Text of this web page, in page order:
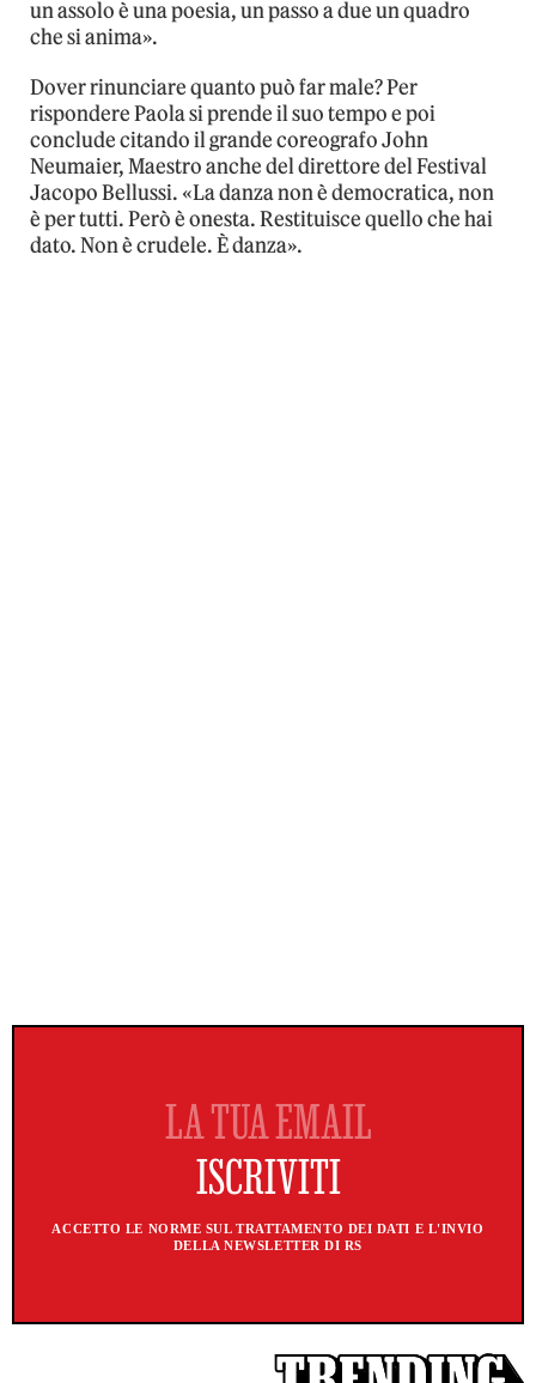
un assolo è una poesia, un passo a due un quadro
che si anima».
Dover rinunciare quanto può far male? Per
rispondere Paola si prende il suo tempo e poi
conclude citando il grande coreografo John
Neumaier, Maestro anche del direttore del Festival
Jacopo Bellussi. «La danza non è democratica, non
è per tutti. Però è onesta. Restituisce quello che hai
dato. Non è crudele. È danza».
ACCETTO LE NORME SUL TRATTAMENTO DEI DATI E L'INVIO
DELLA NEWSLETTER DI RS